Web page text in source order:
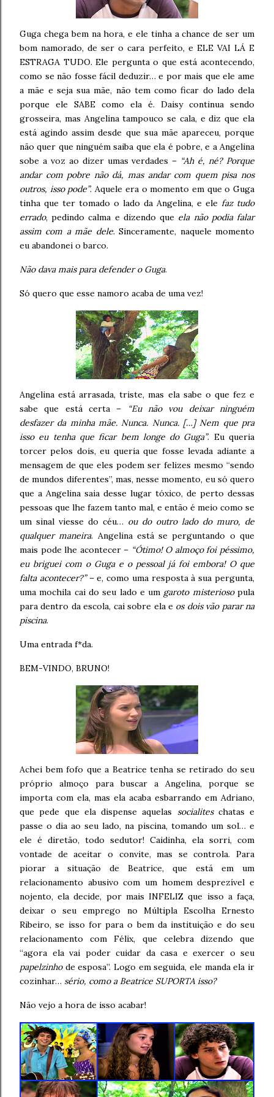
Guga chega bem na hora, e ele tinha a chance de ser um
bom namorado, de ser o cara perfeito, e ELE VAI LÁ E
ESTRAGA TUDO. Ele pergunta o que está acontecendo,
como se não fosse fácil deduzir… e por mais que ele ame
a mãe e seja sua mãe, não tem como ficar do lado dela
porque ele SABE como ela é. Daisy continua sendo
grosseira, mas Angelina tampouco se cala, e diz que ela
está agindo assim desde que sua mãe apareceu, porque
não quer que ninguém saiba que ela é pobre, e a Angelina
sobe a voz ao dizer umas verdades – “Ah é, né? Porque
andar com pobre não dá, mas andar com quem pisa nos
outros, isso pode”. Aquele era o momento em que o Guga
tinha que ter tomado o lado da Angelina, e ele faz tudo
errado, pedindo calma e dizendo que ela não podia falar
assim com a mãe dele. Sinceramente, naquele momento
eu abandonei o barco.
Não dava mais para defender o Guga.
Só quero que esse namoro acaba de uma vez!
Angelina está arrasada, triste, mas ela sabe o que fez e
sabe que está certa –
“Eu não vou deixar ninguém
desfazer da minha mãe. Nunca. Nunca. […] Nem que pra
isso eu tenha que ficar bem longe do Guga”. Eu queria
torcer pelos dois, eu queria que fosse levada adiante a
mensagem de que eles podem ser felizes mesmo “sendo
de mundos diferentes”, mas, nesse momento, eu só quero
que a Angelina saia desse lugar tóxico, de perto dessas
pessoas que lhe fazem tanto mal, e então é meio como se
um sinal viesse do céu… ou do outro lado do muro, de
qualquer maneira. Angelina está se perguntando o que
mais pode lhe acontecer – “Ótimo! O almoço foi péssimo,
eu briguei com o Guga e o pessoal já foi embora! O que
falta acontecer?”– e, como uma resposta à sua pergunta,
uma mochila cai do seu lado e um garoto misteriosopula
para dentro da escola, cai sobre ela e os dois vão parar na
piscina.
Uma entrada f*da.
BEM-VINDO, BRUNO!
Achei bem fofo que a Beatrice tenha se retirado do seu
próprio almoço para buscar a Angelina, porque se
importa com ela, mas ela acaba esbarrando em Adriano,
que pede que ela dispense aquelas socialiteschatas e
passe o dia ao seu lado, na piscina, tomando um sol… e
ele é diretão, todo sedutor! Caidinha, ela sorri, com
vontade de aceitar o convite, mas se controla. Para
piorar a situação de Beatrice, que está em um
relacionamento abusivo com um homem desprezível e
nojento, ela decide, por mais INFELIZ que isso a faça,
deixar o seu emprego no Múltipla Escolha Ernesto
Ribeiro, se isso for para o bem da instituição e do seu
relacionamento com Félix, que celebra dizendo que
“agora ela vai poder cuidar da casa e exercer o seu
papelzinhode esposa”. Logo em seguida, ele manda ela ir
cozinhar… sério, como a Beatrice SUPORTA isso?
Não vejo a hora de isso acabar!